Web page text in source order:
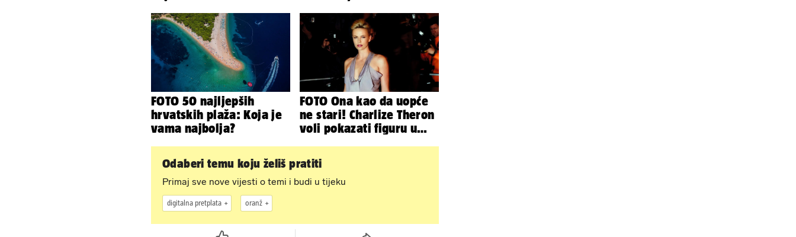
FOTO 50 najljepših
hrvatskih plaža: Koja je
vama najbolja?
FOTO Ona kao da uopće
ne stari! Charlize Theron
voli pokazati figuru u
Odaberi temu koju želiš pratiti
Primaj sve nove vijesti o temi i budi u tijeku
digitalna pretplata oranž